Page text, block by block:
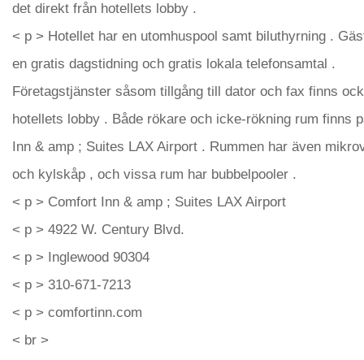
det direkt från hotellets lobby .
< p > Hotellet har en utomhuspool samt biluthyrning .
en gratis dagstidning och gratis lokala telefonsamtal .
Företagstjänster såsom tillgång till dator och fax finns
hotellets lobby . Både rökare och icke-rökning rum finns
Inn & amp ; Suites LAX Airport . Rummen har även
och kylskåp , och vissa rum har bubbelpooler .
< p > Comfort Inn & amp ; Suites LAX Airport
< p > 4922 W. Century Blvd.
< p > Inglewood 90304
< p > 310-671-7213
< p > comfortinn.com
< br >